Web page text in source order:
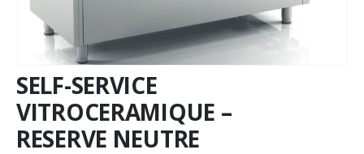
SELF-SERVICE
VITROCERAMIQUE –
RESERVE NEUTRE